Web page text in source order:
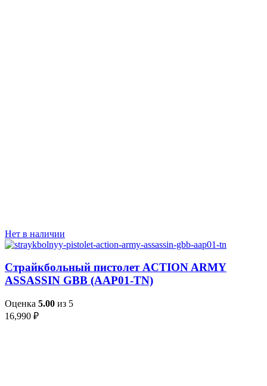
Нет в наличии
Страйкбольный пистолет ACTION ARMY
ASSASSIN GBB (AAP01-TN)
Оценка 5.00 из 5
16,990 ₽